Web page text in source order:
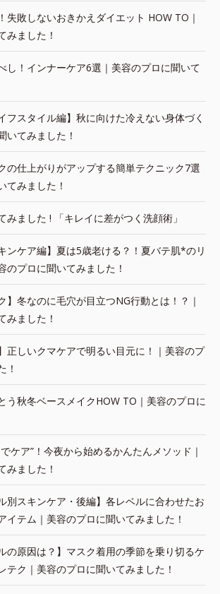
失敗しないおきかえダイエット HOW TO｜
みました！
し！インナーケア6選｜美容のプロに聞いて
フスタイル編】秋に向けた冷えない身体づく
いてみました！
の仕上がりがアップする簡単テクニック7選
てみました！
みました ! 「キレイに差がつく洗顔術」
ンケア編】夏は5歳老ける？！夏バテ肌*のリ
のプロに聞いてみました！
】冬なのに毛穴が目立つNG行動とは！？｜
みました！
正しいクマケアで明るい目元に！｜美容のプ
！
う秋冬ベースメイクHOW TO｜美容のプロに
ケア”！今夜から始めるかんたんメソッド｜
みました！
別スキンケア・後編】各レベルに合わせたお
イテム｜美容のプロに聞いてみました！
の原因は？】マスク着用の季節を乗り切るケ
テク｜美容のプロに聞いてみました！